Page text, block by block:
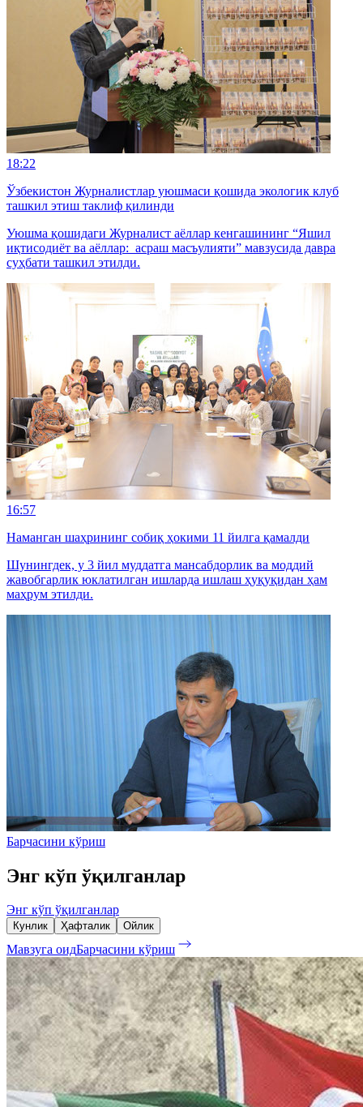
18:22
Ўзбекистон Журналистлар уюшмаси қошида экологик клуб
ташкил этиш таклиф қилинди
Уюшма қошидаги Журналист аёллар кенгашининг “Яшил
иқтисодиёт ва аёллар: асраш масъулияти” мавзусида давра
суҳбати ташкил этилди.
16:57
Наманган шаҳрининг собиқ ҳокими 11 йилга қамалди
Шунингдек, у 3 йил муддатга мансабдорлик ва моддий
жавобгарлик юклатилган ишларда ишлаш ҳуқуқидан ҳам
маҳрум этилди.
Барчасини кўриш
Энг кўп ўқилганлар
Энг кўп ўқилганлар
Кунлик Ҳафталик Ойлик
Мавзуга оидБарчасини кўриш